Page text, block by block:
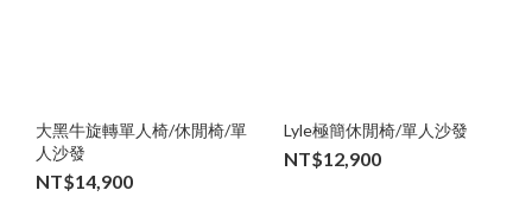
大黑牛旋轉單人椅/休閒椅/單
人沙發
NT$14,900
Lyle極簡休閒椅/單人沙發
NT$12,900